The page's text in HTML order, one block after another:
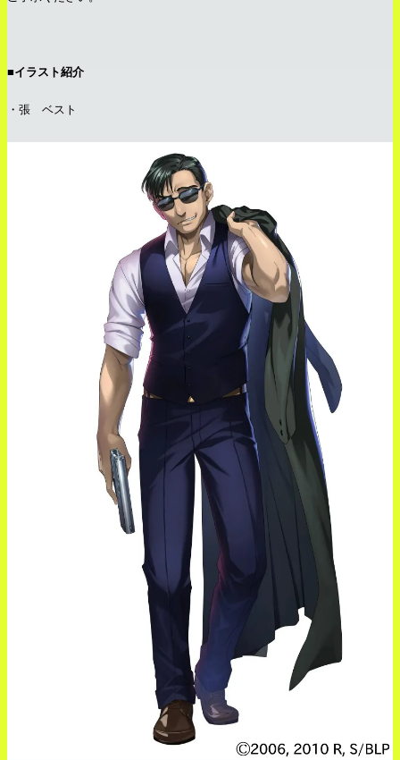
■イラスト紹介
・張 ベスト